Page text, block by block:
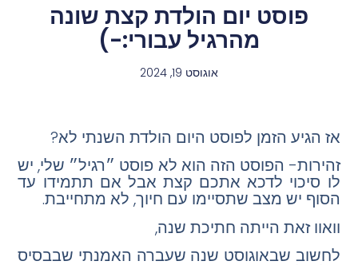
פוסט יום הולדת קצת שונה
מהרגיל עבורי:-)
אוגוסט 19, 2024
אז הגיע הזמן לפוסט היום הולדת השנתי לא?
זהירות- הפוסט הזה הוא לא פוסט ״רגיל״ שלי, יש
לו סיכוי לדכא אתכם קצת אבל אם תתמידו עד
הסוף יש מצב שתסיימו עם חיוך, לא מתחייבת.
וואוו זאת הייתה חתיכת שנה,
לחשוב שבאוגוסט שנה שעברה האמנתי שבבסיס